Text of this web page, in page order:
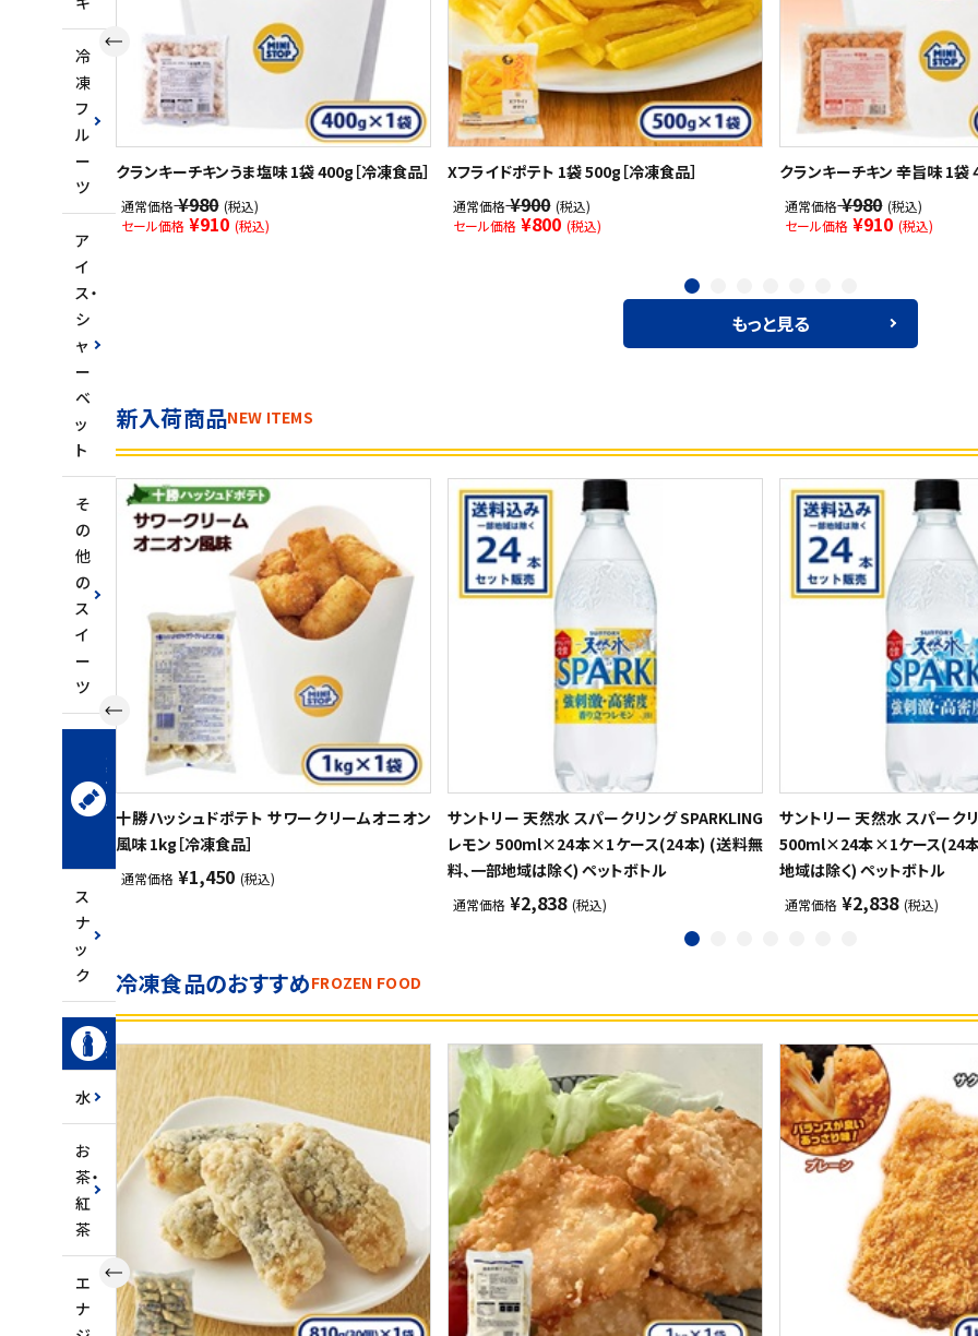
冷
凍
フ
ル
ー
ツ
ア
イ
ス・
シ
ャ
ー
ベ
ッ
ト
そ
の
他
の
ス
イ
ー
ツ
菓
子・
ス
ナ
ッ
ク
ス
ナ
ッ
ク
飲
料
水
お
茶・
紅
茶
エ
ナ
クランキーチキンうま塩味 1袋 400g［冷凍食品］
通常価格¥980 (税込)
セール価格 ¥910 (税込)
Xフライドポテト 1袋 500g［冷凍食品］
通常価格¥900 (税込)
セール価格 ¥800 (税込)
クランキーチキン 辛旨味 1袋
通常価格¥980 (税込)
セール価格 ¥910 (税込)
もっと見る
新入荷商品NEW ITEMS
十勝ハッシュドポテト サワークリームオニオン
風味 1kg［冷凍食品］
通常価格 ¥1,450 (税込)
サントリー 天然水 スパークリング SPARKLING
レモン 500ml×24本×1ケース(24本) (送料無
料、一部地域は除く) ペットボトル
通常価格 ¥2,838 (税込)
サントリー 天然水 スパーク
500ml×24本×1ケース(24本
地域は除く) ペットボトル
通常価格 ¥2,838 (税込)
冷凍食品のおすすめFROZEN FOOD